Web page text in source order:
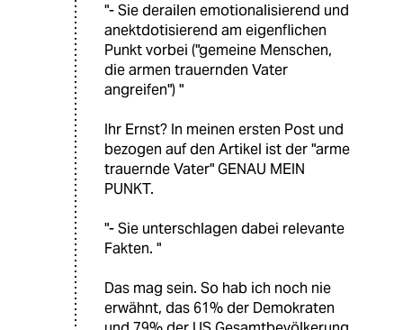
"- Sie derailen emotionalisierend und
anektdotisierend am eigenflichen
Punkt vorbei ("gemeine Menschen,
die armen trauernden Vater
angreifen") "
Ihr Ernst? In meinen ersten Post und
bezogen auf den Artikel ist der "arme
trauernde Vater" GENAU MEIN
PUNKT.
"- Sie unterschlagen dabei relevante
Fakten. "
Das mag sein. So hab ich noch nie
erwähnt, das 61% der Demokraten